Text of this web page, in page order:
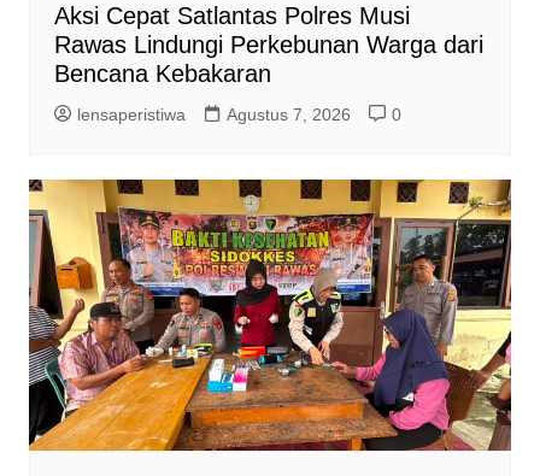
Aksi Cepat Satlantas Polres Musi
Rawas Lindungi Perkebunan Warga dari
Bencana Kebakaran
lensaperistiwa Agustus 7, 2026 0